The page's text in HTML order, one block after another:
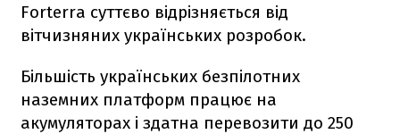
Forterra суттєво відрізняється від
вітчизняних українських розробок.
Більшість українських безпілотних
наземних платформ працює на
акумуляторах і здатна перевозити до 250